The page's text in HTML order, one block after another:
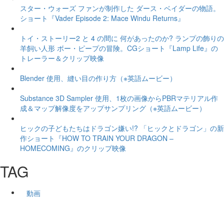
スター・ウォーズ ファンが制作した ダース・ベイダーの物語。
ショート『Vader Episode 2: Mace Windu Returns』
トイ・ストーリー2 と 4 の間に 何があったのか? ランプの飾りの
羊飼い人形 ボー・ピープの冒険。CGショート『Lamp Life』の
トレーラー＆クリップ映像
Blender 使用、縫い目の作り方（※英語ムービー）
Substance 3D Sampler 使用、1枚の画像からPBRマテリアル作
成＆マップ解像度をアップサンプリング（※英語ムービー）
ヒックの子どもたちはドラゴン嫌い!? 「ヒックとドラゴン」の新
作ショート『HOW TO TRAIN YOUR DRAGON –
HOMECOMING』のクリップ映像
TAG
動画